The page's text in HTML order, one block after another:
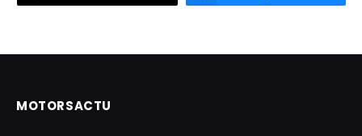
MOTORSACTU